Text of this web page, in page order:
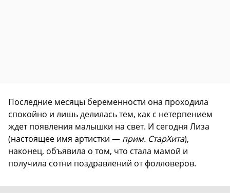
Последние месяцы беременности она проходила
спокойно и лишь делилась тем, как с нетерпением
ждет появления малышки на свет. И сегодня Лиза
(настоящее имя артистки — прим. СтарХита),
наконец, объявила о том, что стала мамой и
получила сотни поздравлений от фолловеров.